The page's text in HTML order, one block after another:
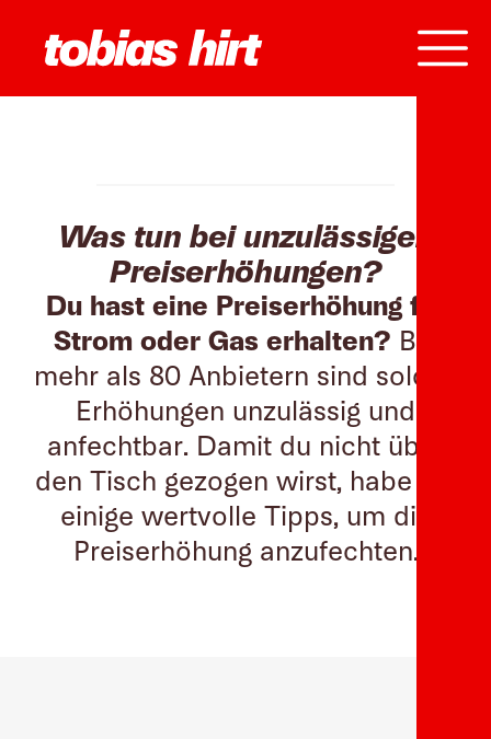
Was tun bei unzulässigen
Preiserhöhungen?
Du hast eine Preiserhöhung für
Strom oder Gas erhalten? Bei
mehr als 80 Anbietern sind solche
Erhöhungen unzulässig und
anfechtbar. Damit du nicht über
den Tisch gezogen wirst, habe ich
einige wertvolle Tipps, um die
Preiserhöhung anzufechten.